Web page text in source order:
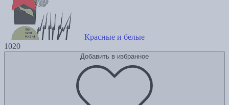
Красные и белые
1020
Добавить в избранное